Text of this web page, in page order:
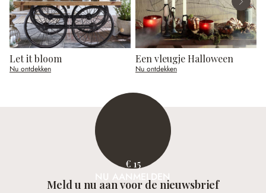
Let it bloom
Nu ontdekken
Een vleugje Halloween
Nu ontdekken
€ 15
NU AANMELDEN
Meld u nu aan voor de nieuwsbrief